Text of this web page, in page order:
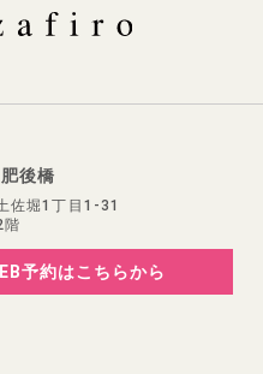
後橋
佐堀1丁目1-31
階
予約はこちらから